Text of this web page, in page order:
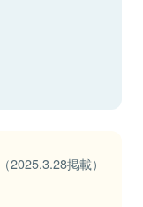
（2025.3.28掲載）